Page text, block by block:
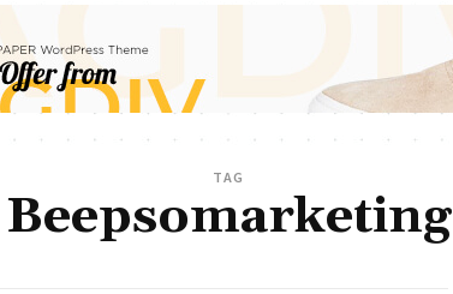
TAG
Beepsomarketing